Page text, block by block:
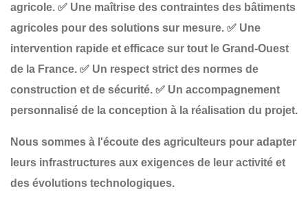
agricole. ✅ Une maîtrise des contraintes des bâtiments
agricoles pour des solutions sur mesure. ✅ Une
intervention rapide et efficace sur tout le Grand-Ouest
de la France. ✅ Un respect strict des normes de
construction et de sécurité. ✅ Un accompagnement
personnalisé de la conception à la réalisation du projet.
Nous sommes à l'écoute des agriculteurs pour adapter
leurs infrastructures aux exigences de leur activité et
des évolutions technologiques.